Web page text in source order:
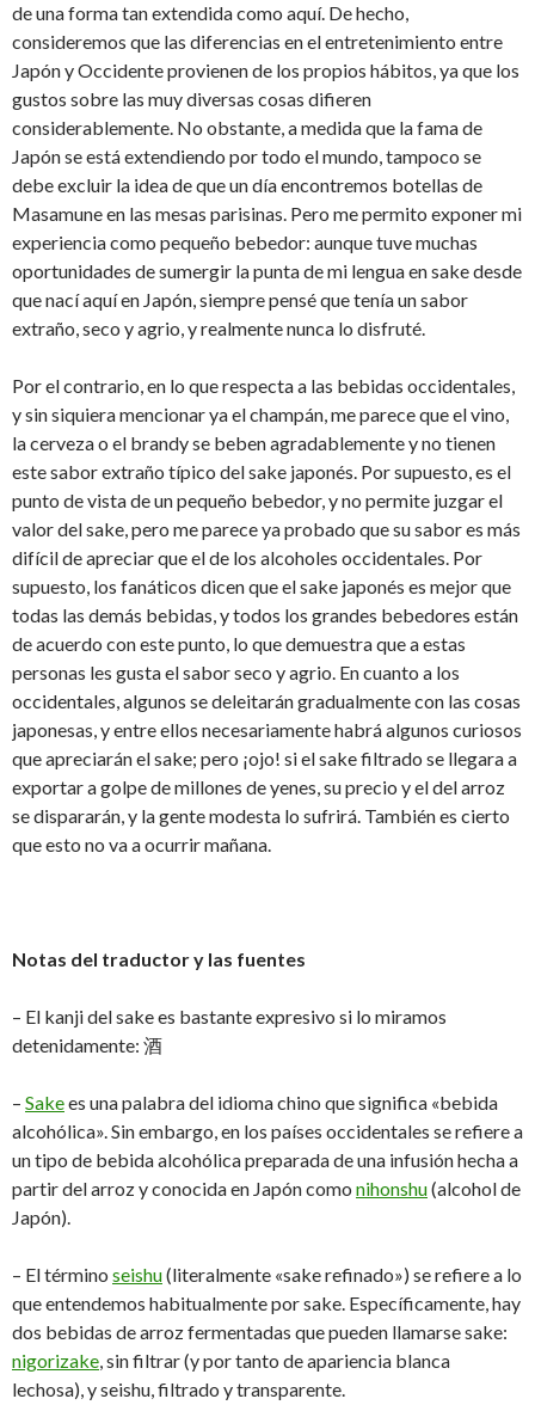
de una forma tan extendida como aquí. De hecho,
consideremos que las diferencias en el entretenimiento entre
Japón y Occidente provienen de los propios hábitos, ya que los
gustos sobre las muy diversas cosas difieren
considerablemente. No obstante, a medida que la fama de
Japón se está extendiendo por todo el mundo, tampoco se
debe excluir la idea de que un día encontremos botellas de
Masamune en las mesas parisinas. Pero me permito exponer mi
experiencia como pequeño bebedor: aunque tuve muchas
oportunidades de sumergir la punta de mi lengua en sake desde
que nací aquí en Japón, siempre pensé que tenía un sabor
extraño, seco y agrio, y realmente nunca lo disfruté.
Por el contrario, en lo que respecta a las bebidas occidentales,
y sin siquiera mencionar ya el champán, me parece que el vino,
la cerveza o el brandy se beben agradablemente y no tienen
este sabor extraño típico del sake japonés. Por supuesto, es el
punto de vista de un pequeño bebedor, y no permite juzgar el
valor del sake, pero me parece ya probado que su sabor es más
difícil de apreciar que el de los alcoholes occidentales. Por
supuesto, los fanáticos dicen que el sake japonés es mejor que
todas las demás bebidas, y todos los grandes bebedores están
de acuerdo con este punto, lo que demuestra que a estas
personas les gusta el sabor seco y agrio. En cuanto a los
occidentales, algunos se deleitarán gradualmente con las cosas
japonesas, y entre ellos necesariamente habrá algunos curiosos
que apreciarán el sake; pero ¡ojo! si el sake filtrado se llegara a
exportar a golpe de millones de yenes, su precio y el del arroz
se dispararán, y la gente modesta lo sufrirá. También es cierto
que esto no va a ocurrir mañana.
Notas del traductor y las fuentes
– El kanji del sake es bastante expresivo si lo miramos
detenidamente: 酒
– Sakees una palabra del idioma chino que significa «bebida
alcohólica». Sin embargo, en los países occidentales se refiere a
un tipo de bebida alcohólica preparada de una infusión hecha a
partir del arroz y conocida en Japón como nihonshu(alcohol de
Japón).
– El término seishu(literalmente «sake refinado») se refiere a lo
que entendemos habitualmente por sake. Específicamente, hay
dos bebidas de arroz fermentadas que pueden llamarse sake:
nigorizake, sin filtrar (y por tanto de apariencia blanca
lechosa), y seishu, filtrado y transparente.